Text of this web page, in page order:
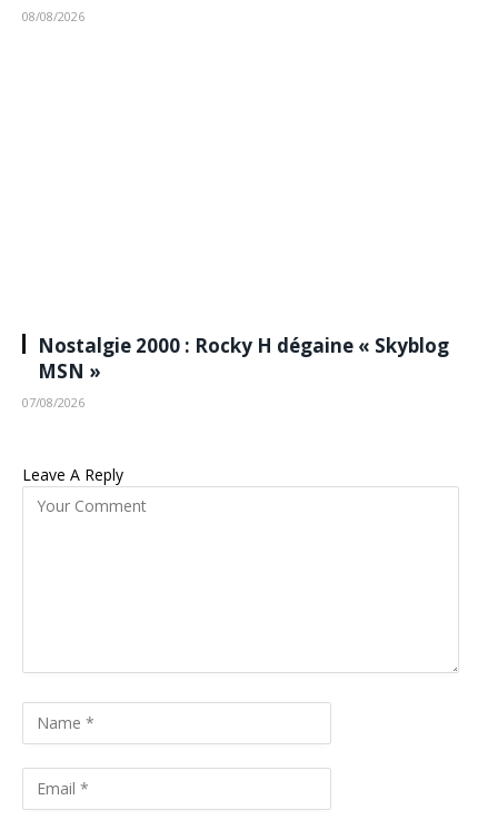
08/08/2026
Nostalgie 2000 : Rocky H dégaine « Skyblog
MSN »
07/08/2026
Leave A Reply